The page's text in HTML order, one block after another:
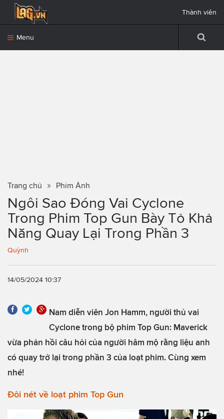
Menu
Thành viên
Trang chủ Phim Ảnh
Ngôi Sao Đóng Vai Cyclone
Trong Phim Top Gun Bày Tỏ Khả
Năng Quay Lại Trong Phần 3
Quỳnh
14/05/2024 10:37
Nam diễn viên Jon Hamm, người thủ vai
Cyclone trong bộ phim Top Gun: Maverick
vừa phản hồi câu hỏi của người hâm mộ rằng liệu anh
có quay trở lại trong phần 3 của loạt phim. Cùng xem
nhé!
Đôi nét về loạt phim Top Gun